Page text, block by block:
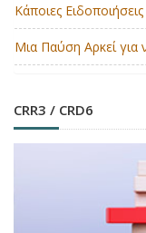
Κάποιες
Μια Παύση Αρκεί
CRR3 / CRD6